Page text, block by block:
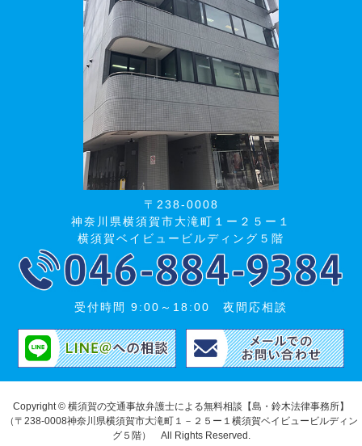
〒238-0008
神奈川県横須賀市大滝町１ー２５ー１
横須賀ベイビュービルディング５階
受付時間 9:00～18:00 夜間応相談
Copyright © 横須賀の交通事故弁護士による無料相談【島・鈴木法律事務所】
（〒238-0008神奈川県横須賀市大滝町１－２５ー１横須賀ベイビュービルディン
グ５階） All Rights Reserved.